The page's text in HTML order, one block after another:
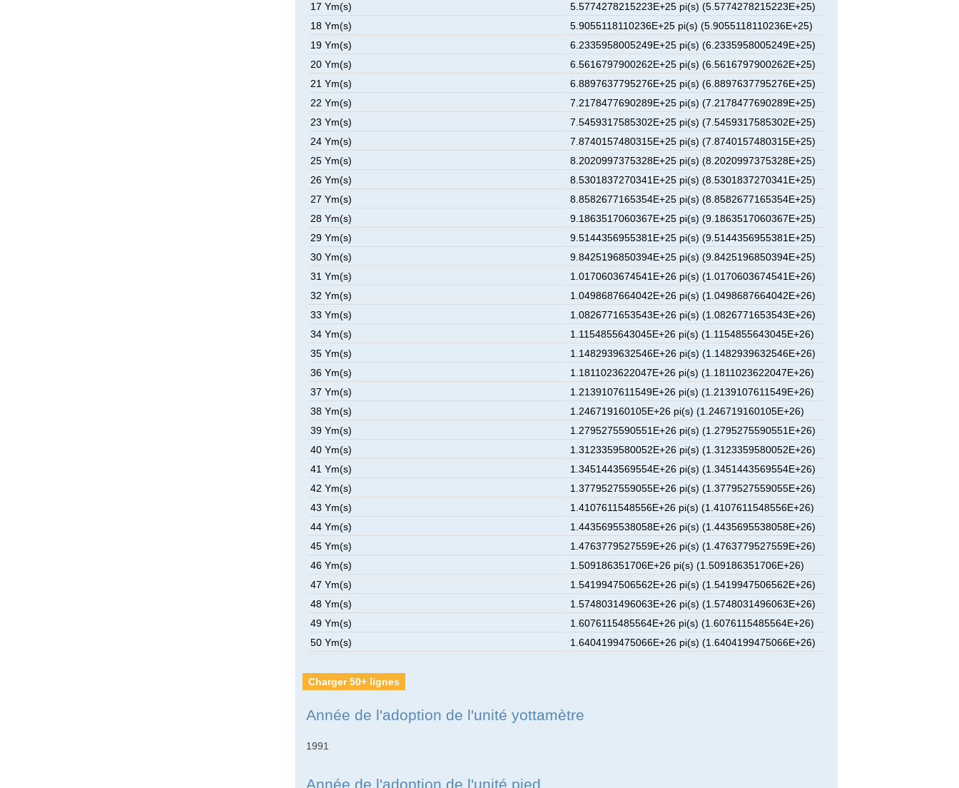
17 Ym(s)
5.5774278215223E+25 pi(s) (5.5774278215223E+25)
18 Ym(s)
5.9055118110236E+25 pi(s) (5.9055118110236E+25)
19 Ym(s)
6.2335958005249E+25 pi(s) (6.2335958005249E+25)
20 Ym(s)
6.5616797900262E+25 pi(s) (6.5616797900262E+25)
21 Ym(s)
6.8897637795276E+25 pi(s) (6.8897637795276E+25)
22 Ym(s)
7.2178477690289E+25 pi(s) (7.2178477690289E+25)
23 Ym(s)
7.5459317585302E+25 pi(s) (7.5459317585302E+25)
24 Ym(s)
7.8740157480315E+25 pi(s) (7.8740157480315E+25)
25 Ym(s)
8.2020997375328E+25 pi(s) (8.2020997375328E+25)
26 Ym(s)
8.5301837270341E+25 pi(s) (8.5301837270341E+25)
27 Ym(s)
8.8582677165354E+25 pi(s) (8.8582677165354E+25)
28 Ym(s)
9.1863517060367E+25 pi(s) (9.1863517060367E+25)
29 Ym(s)
9.5144356955381E+25 pi(s) (9.5144356955381E+25)
30 Ym(s)
9.8425196850394E+25 pi(s) (9.8425196850394E+25)
31 Ym(s)
1.0170603674541E+26 pi(s) (1.0170603674541E+26)
32 Ym(s)
1.0498687664042E+26 pi(s) (1.0498687664042E+26)
33 Ym(s)
1.0826771653543E+26 pi(s) (1.0826771653543E+26)
34 Ym(s)
1.1154855643045E+26 pi(s) (1.1154855643045E+26)
35 Ym(s)
1.1482939632546E+26 pi(s) (1.1482939632546E+26)
36 Ym(s)
1.1811023622047E+26 pi(s) (1.1811023622047E+26)
37 Ym(s)
1.2139107611549E+26 pi(s) (1.2139107611549E+26)
38 Ym(s)
1.246719160105E+26 pi(s) (1.246719160105E+26)
39 Ym(s)
1.2795275590551E+26 pi(s) (1.2795275590551E+26)
40 Ym(s)
1.3123359580052E+26 pi(s) (1.3123359580052E+26)
41 Ym(s)
1.3451443569554E+26 pi(s) (1.3451443569554E+26)
42 Ym(s)
1.3779527559055E+26 pi(s) (1.3779527559055E+26)
43 Ym(s)
1.4107611548556E+26 pi(s) (1.4107611548556E+26)
44 Ym(s)
1.4435695538058E+26 pi(s) (1.4435695538058E+26)
45 Ym(s)
1.4763779527559E+26 pi(s) (1.4763779527559E+26)
46 Ym(s)
1.509186351706E+26 pi(s) (1.509186351706E+26)
47 Ym(s)
1.5419947506562E+26 pi(s) (1.5419947506562E+26)
48 Ym(s)
1.5748031496063E+26 pi(s) (1.5748031496063E+26)
49 Ym(s)
1.6076115485564E+26 pi(s) (1.6076115485564E+26)
50 Ym(s)
1.6404199475066E+26 pi(s) (1.6404199475066E+26)
Charger 50+ lignes
Année de l'adoption de l'unité yottamètre
1991
Année de l'adoption de l'unité pied